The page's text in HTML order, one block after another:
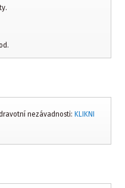
nezávadnosti: KLIKNI